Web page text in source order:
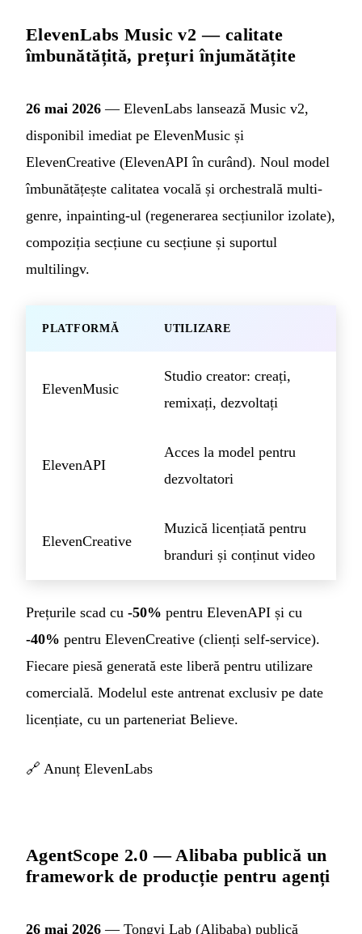
ElevenLabs Music v2 — calitate
îmbunătățită, prețuri înjumătățite
26 mai 2026 — ElevenLabs lansează Music v2,
disponibil imediat pe ElevenMusic și
ElevenCreative (ElevenAPI în curând). Noul model
îmbunătățește calitatea vocală și orchestrală multi-
genre, inpainting-ul (regenerarea secțiunilor izolate),
compoziția secțiune cu secțiune și suportul
multilingv.
PLATFORMĂ UTILIZARE
ElevenMusic
Studio creator: creați,
remixați, dezvoltați
ElevenAPI
Acces la model pentru
dezvoltatori
ElevenCreative
Muzică licențiată pentru
branduri și conținut video
Prețurile scad cu -50% pentru ElevenAPI și cu
-40% pentru ElevenCreative (clienți self-service).
Fiecare piesă generată este liberă pentru utilizare
comercială. Modelul este antrenat exclusiv pe date
licențiate, cu un parteneriat Believe.
🔗 Anunț ElevenLabs
AgentScope 2.0 — Alibaba publică un
framework de producție pentru agenți
26 mai 2026 — Tongyi Lab (Alibaba) publică